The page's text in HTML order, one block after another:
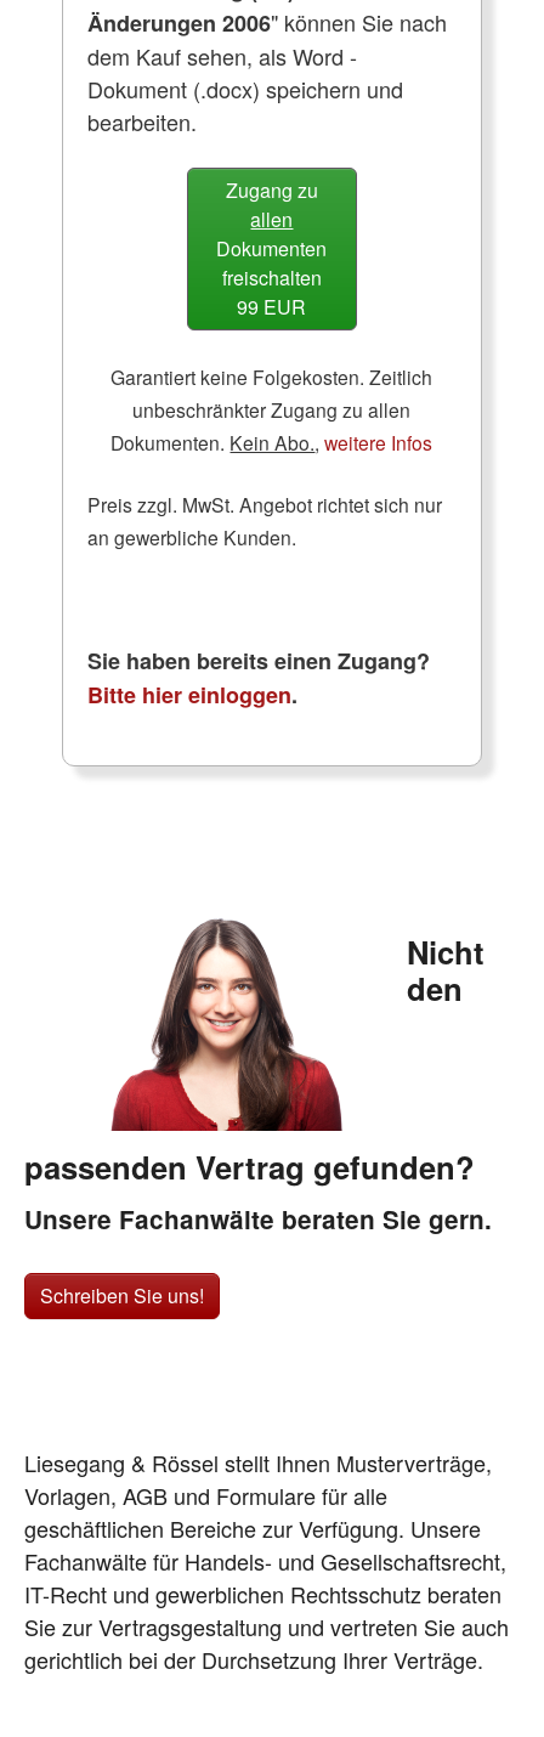
Änderungen 2006" können Sie nach
dem Kauf sehen, als Word -
Dokument (.docx) speichern und
bearbeiten.
Zugang zu
allen
Dokumenten
freischalten
99 EUR
Garantiert keine Folgekosten. Zeitlich
unbeschränkter Zugang zu allen
Dokumenten. Kein Abo.,weitere Infos
Preis zzgl. MwSt. Angebot richtet sich nur
an gewerbliche Kunden.
Sie haben bereits einen Zugang?
Bitte hier einloggen.
Nicht
den
passenden Vertrag gefunden?
Unsere Fachanwälte beraten Sie gern.
Schreiben Sie uns!
Liesegang & Rössel stellt Ihnen Musterverträge,
Vorlagen, AGB und Formulare für alle
geschäftlichen Bereiche zur Verfügung. Unsere
Fachanwälte für Handels- und Gesellschaftsrecht,
IT-Recht und gewerblichen Rechtsschutz beraten
Sie zur Vertragsgestaltung und vertreten Sie auch
gerichtlich bei der Durchsetzung Ihrer Verträge.